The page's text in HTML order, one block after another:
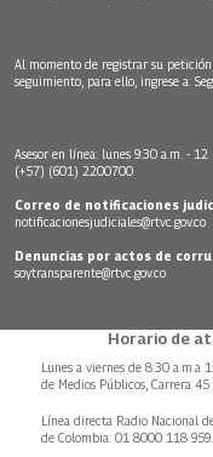
Al momento de registrar su
seguimiento, para ello, ingrese a:
Asesor en línea: lunes 9:30 a.m. - 12
(+57) (601) 2200700
Correo de notificaciones
notificacionesjudiciales@rtvc.gov.co
Denuncias por actos de
soytransparente@rtvc.gov.co
Horario de
Lunes a viernes de 8:30 a.m.a
de Medios Públicos, Carrera 45
Línea directa Radio Nacional
de Colombia: 01 8000 118